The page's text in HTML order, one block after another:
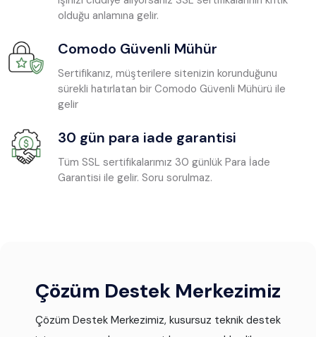
olduğu anlamına gelir.
Comodo Güvenli Mühür
Sertifikanız, müşterilere sitenizin korunduğunu
sürekli hatırlatan bir Comodo Güvenli Mühürü ile
gelir
30 gün para iade garantisi
Tüm SSL sertifikalarımız 30 günlük Para İade
Garantisi ile gelir. Soru sorulmaz.
Çözüm Destek Merkezimiz
Çözüm Destek Merkezimiz, kusursuz teknik destek